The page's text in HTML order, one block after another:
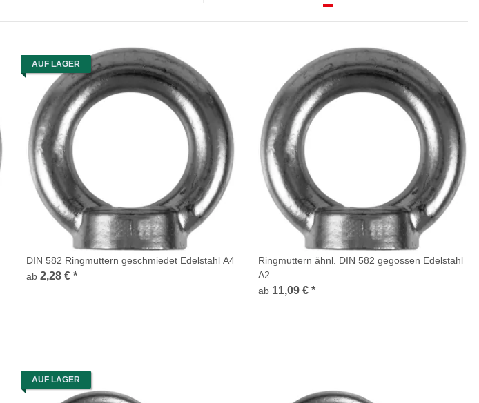
AUF LAGER
DIN 582 Ringmuttern geschmiedet Edelstahl A4
ab 2,28 € *
Ringmuttern ähnl. DIN 582 gegossen Edelstahl
A2
ab 11,09 € *
AUF LAGER